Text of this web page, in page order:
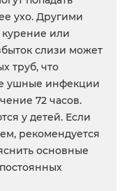
ухо. Другими
курение или
слизи может
труб, что
ушные инфекции
72 часов.
у детей. Если
рекомендуется
основные